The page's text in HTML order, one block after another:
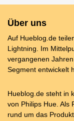
Über uns
Auf Hueblog.de
Lightning. Im
vergangenen
Segment entwickelt
Hueblog.de steht in
von Philips Hue. Als
rund um das